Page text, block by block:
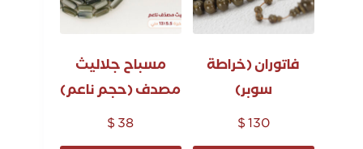
فاتوران (خراطة
سوبر)
$130
مسباح جلاليث
مصدف (حجم ناعم)
$38